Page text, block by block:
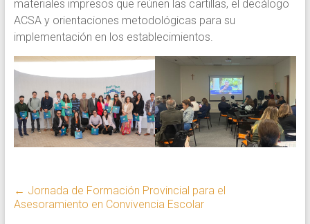
materiales impresos que reúnen las cartillas, el decálogo
ACSA y orientaciones metodológicas para su
implementación en los establecimientos.
← Jornada de Formación Provincial para el
Asesoramiento en Convivencia Escolar